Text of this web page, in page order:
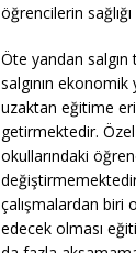
öğrencilerin sağlığı
Öte yandan
salgının
uzaktan eğitime
getirmektedir.
okullarındaki
değiştirmemektedir.
çalışmalardan biri
edecek olması